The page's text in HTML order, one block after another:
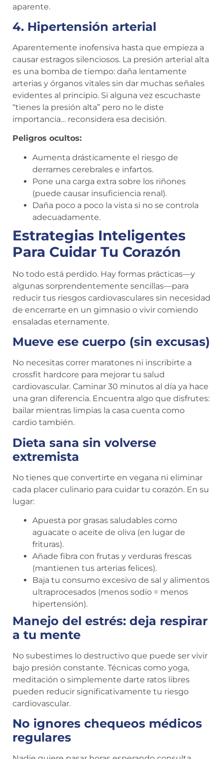
aparente.
4. Hipertensión arterial
Aparentemente inofensiva hasta que empieza a
causar estragos silenciosos. La presión arterial alta
es una bomba de tiempo: daña lentamente
arterias y órganos vitales sin dar muchas señales
evidentes al principio. Si alguna vez escuchaste
“tienes la presión alta” pero no le diste
importancia… reconsidera esa decisión.
Peligros ocultos:
Aumenta drásticamente el riesgo de
derrames cerebrales e infartos.
Pone una carga extra sobre los riñones
(puede causar insuficiencia renal).
Daña poco a poco la vista si no se controla
adecuadamente.
Estrategias Inteligentes
Para Cuidar Tu Corazón
No todo está perdido. Hay formas prácticas—y
algunas sorprendentemente sencillas—para
reducir tus riesgos cardiovasculares sin necesidad
de encerrarte en un gimnasio o vivir comiendo
ensaladas eternamente.
Mueve ese cuerpo (sin excusas)
No necesitas correr maratones ni inscribirte a
crossfit hardcore para mejorar tu salud
cardiovascular. Caminar 30 minutos al día ya hace
una gran diferencia. Encuentra algo que disfrutes:
bailar mientras limpias la casa cuenta como
cardio también.
Dieta sana sin volverse
extremista
No tienes que convertirte en vegana ni eliminar
cada placer culinario para cuidar tu corazón. En su
lugar:
Apuesta por grasas saludables como
aguacate o aceite de oliva (en lugar de
frituras).
Añade fibra con frutas y verduras frescas
(mantienen tus arterias felices).
Baja tu consumo excesivo de sal y alimentos
ultraprocesados (menos sodio = menos
hipertensión).
Manejo del estrés: deja respirar
a tu mente
No subestimes lo destructivo que puede ser vivir
bajo presión constante. Técnicas como yoga,
meditación o simplemente darte ratos libres
pueden reducir significativamente tu riesgo
cardiovascular.
No ignores chequeos médicos
regulares